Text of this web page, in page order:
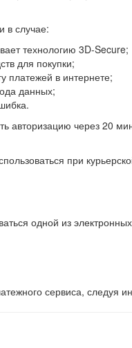
в случае:
технологию 3D-Secure;
для покупки;
платежей в интернете;
данных;
авторизацию через 20
при
одной из
сервиса, следуя